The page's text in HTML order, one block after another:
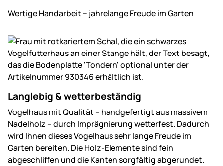
Wertige Handarbeit – jahrelange Freude im Garten
Langlebig & wetterbeständig
Vogelhaus mit Qualität – handgefertigt aus massivem
Nadelholz – durch Imprägnierung wetterfest. Dadurch
wird Ihnen dieses Vogelhaus sehr lange Freude im
Garten bereiten. Die Holz-Elemente sind fein
abgeschliffen und die Kanten sorgfältig abgerundet.